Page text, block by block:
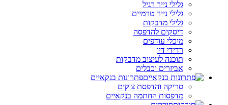
גלילי נייר רגיל
גלילי נייר טרמיים
גלילי מדבקות
דיסקים להדפסה
מיכלי עודפים
רדידי דיו
תוכנה לעיצוב מדבקות
אביזרים וכבלים
פתרונות בנקאיים
סריקה והדפסת צ'קים
מדפסות החתמה בנקאיים